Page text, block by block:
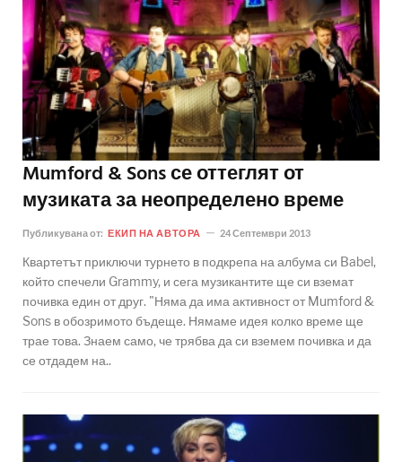
Mumford & Sons се оттеглят от
музиката за неопределено време
Публикувана от: ЕКИП НА АВТОРА 24 Септември 2013
Квартетът приключи турнето в подкрепа на албума си Babel,
който спечели Grammy, и сега музикантите ще си вземат
почивка един от друг. "Няма да има активност от Mumford &
Sons в обозримото бъдеще. Нямаме идея колко време ще
трае това. Знаем само, че трябва да си вземем почивка и да
се отдадем на..